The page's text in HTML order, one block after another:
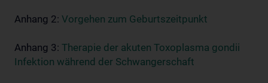
Anhang 2: Vorgehen zum Geburtszeitpunkt
Anhang 3: Therapie der akuten Toxoplasma gondii
Infektion während der Schwangerschaft